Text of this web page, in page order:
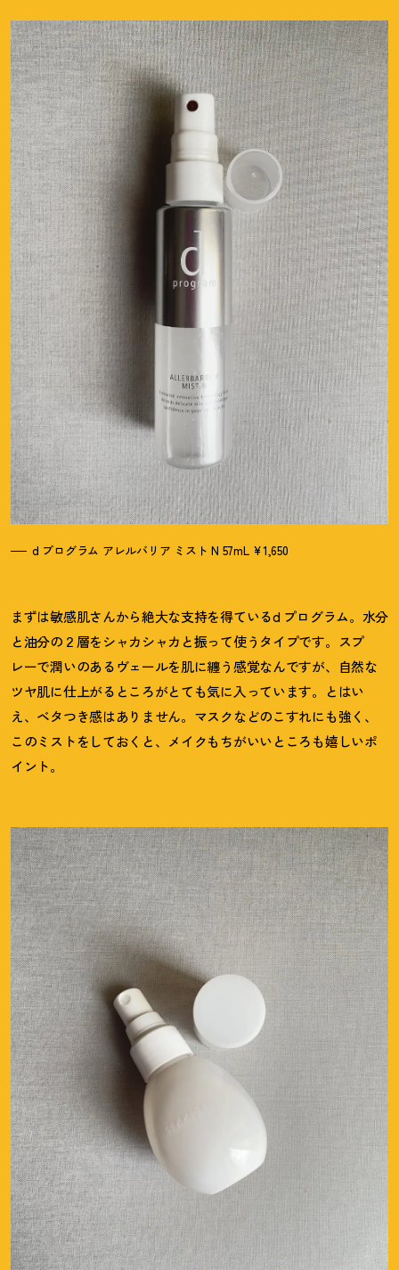
d プログラム アレルバリア ミスト N 57mL ¥1,650
まずは敏感肌さんから絶大な支持を得ているd プログラム。水分
と油分の２層をシャカシャカと振って使うタイプです。スプ
レーで潤いのあるヴェールを肌に纏う感覚なんですが、自然な
ツヤ肌に仕上がるところがとても気に入っています。とはい
え、ベタつき感はありません。マスクなどのこすれにも強く、
このミストをしておくと、メイクもちがいいところも嬉しいポ
イント。